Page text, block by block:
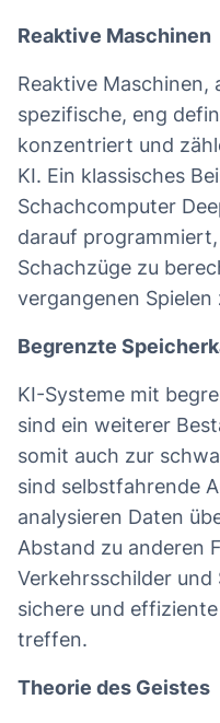
Reaktive Maschinen
Reaktive Maschinen,
spezifische, eng
konzentriert und
KI. Ein klassisches
Schachcomputer
darauf
Schachzüge zu
vergangenen Spielen
Begrenzte
KI-Systeme mit
sind ein weiterer
somit auch zur
sind selbstfahrende
analysieren Daten
Abstand zu anderen
Verkehrsschilder
sichere und
treffen.
Theorie des Geistes